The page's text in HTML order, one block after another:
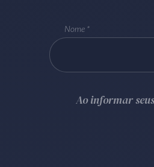
Nome
Ao informar